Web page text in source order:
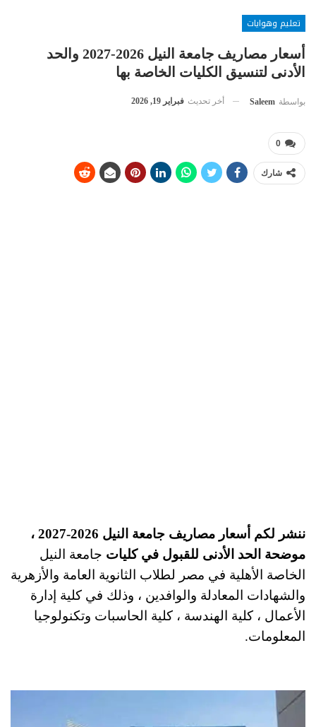
تعليم وهوايات
أسعار مصاريف جامعة النيل 2026-2027 والحد
الأدنى لتنسيق الكليات الخاصة بها
بواسطة Saleem أخر تحديث فبراير 19, 2026
0
شارك
ننشر لكم أسعار مصاريف جامعة النيل 2026-2027 ،
موضحة الحد الأدنى للقبول في كليات جامعة النيل
الخاصة الأهلية في مصر لطلاب الثانوية العامة والأزهرية
والشهادات المعادلة والوافدين ، وذلك في كلية إدارة
الأعمال ، كلية الهندسة ، كلية الحاسبات وتكنولوجيا
المعلومات.